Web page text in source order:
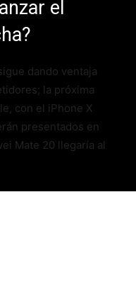
el
dando ventaja
la próxima
con el iPhone X
presentados en
Mate 20 llegaría al